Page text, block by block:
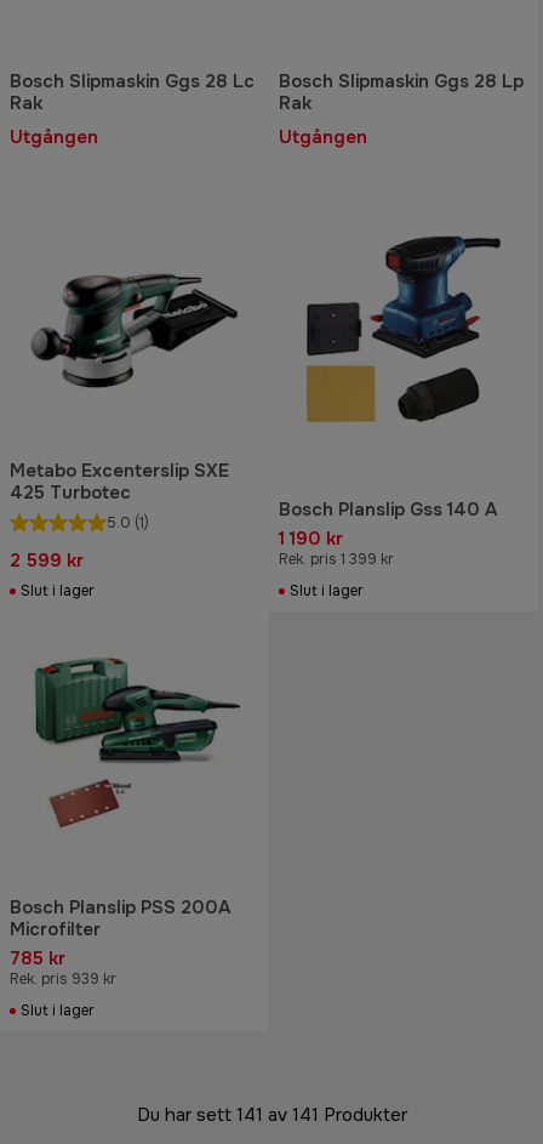
Bosch Slipmaskin Ggs 28 Lc
Rak
Utgången
Bosch Slipmaskin Ggs 28 Lp
Rak
Utgången
Metabo Excenterslip SXE
425 Turbotec
5.0 (1)
2 599 kr
Slut i lager
Bosch Planslip Gss 140 A
1 190 kr
Rek. pris 1 399 kr
Slut i lager
Bosch Planslip PSS 200A
Microfilter
785 kr
Rek. pris 939 kr
Slut i lager
Du har sett 141 av 141 Produkter